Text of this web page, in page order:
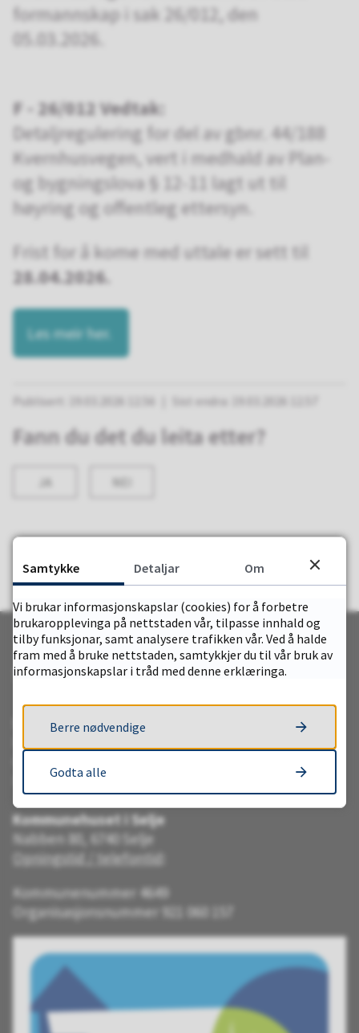
formannskap i sak 26/012, den
05.03.2026.
F - 26/012 Vedtak:
Detaljregulering for del av gbnr. 44/188
Kvernhusvegen, vert i medhald av Plan-
og bygningslova § 12-11 lagt ut til
høyring og offentleg ettersyn.
Frist for å kome med uttale er sett til
28.04.2026.
Les meir her.
Publisert 19.03.2026 12.56 Sist endra 19.03.2026 12.57
Fann du det du leita etter?
JA NEI
Stad kommune
Stad rådhus
Rådhusvegen 11, 6770 Nordfjordeid
Måndag–fredag kl. 09.00–15.00
Kommunehuset i Selje
Nabben 80, 6740 Selje
Opningstid / telefontid
Kommunenummer 4649
Organisasjonsnummer 921 060 157
Samtykke Detaljar Om
Vi brukar informasjonskapslar (cookies) for å forbetre
brukaropplevinga på nettstaden vår, tilpasse innhald og
tilby funksjonar, samt analysere trafikken vår. Ved å halde
fram med å bruke nettstaden, samtykkjer du til vår bruk av
informasjonskapslar i tråd med denne erklæringa.
Berre nødvendige
Godta alle